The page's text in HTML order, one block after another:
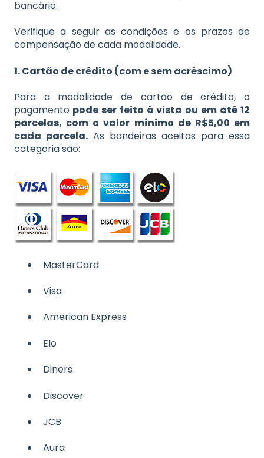
bancário.
Verifique a seguir as condições e os prazos de
compensação de cada modalidade.
1. Cartão de crédito (com e sem acréscimo)
Para a modalidade de cartão de crédito, o
pagamento pode ser feito à vista ou em até 12
parcelas, com o valor mínimo de R$5,00 em
cada parcela. As bandeiras aceitas para essa
categoria são:
MasterCard
Visa
American Express
Elo
Diners
Discover
JCB
Aura